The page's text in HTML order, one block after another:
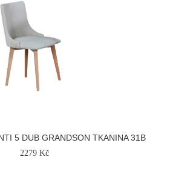
5 DUB GRANDSON TKANINA 31B
2279 Kč